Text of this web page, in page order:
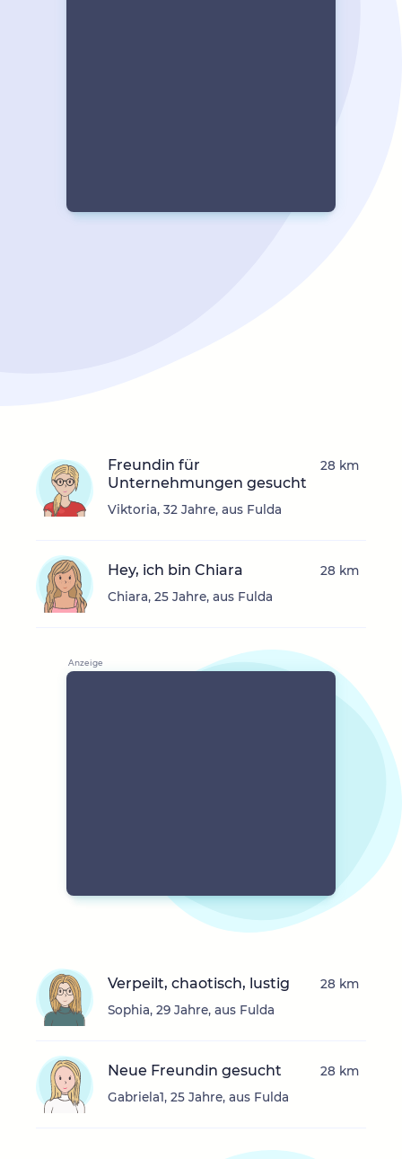
Freundin für
Unternehmungen gesucht
Viktoria, 32 Jahre, aus Fulda
28 km
Hey, ich bin Chiara
Chiara, 25 Jahre, aus Fulda
28 km
Verpeilt, chaotisch, lustig
Sophia, 29 Jahre, aus Fulda
28 km
Neue Freundin gesucht
Gabriela1, 25 Jahre, aus Fulda
28 km